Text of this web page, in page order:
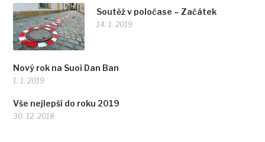
Soutěž v poločase – Začátek
14. 1. 2019
Nový rok na Suoi Dan Ban
1. 1. 2019
Vše nejlepší do roku 2019
30. 12. 2018